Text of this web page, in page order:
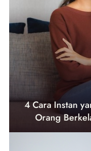
4 Cara Instan
Orang